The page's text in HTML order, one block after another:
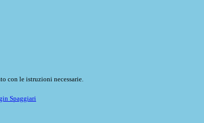
con le istruzioni necessarie.
Spaggiari